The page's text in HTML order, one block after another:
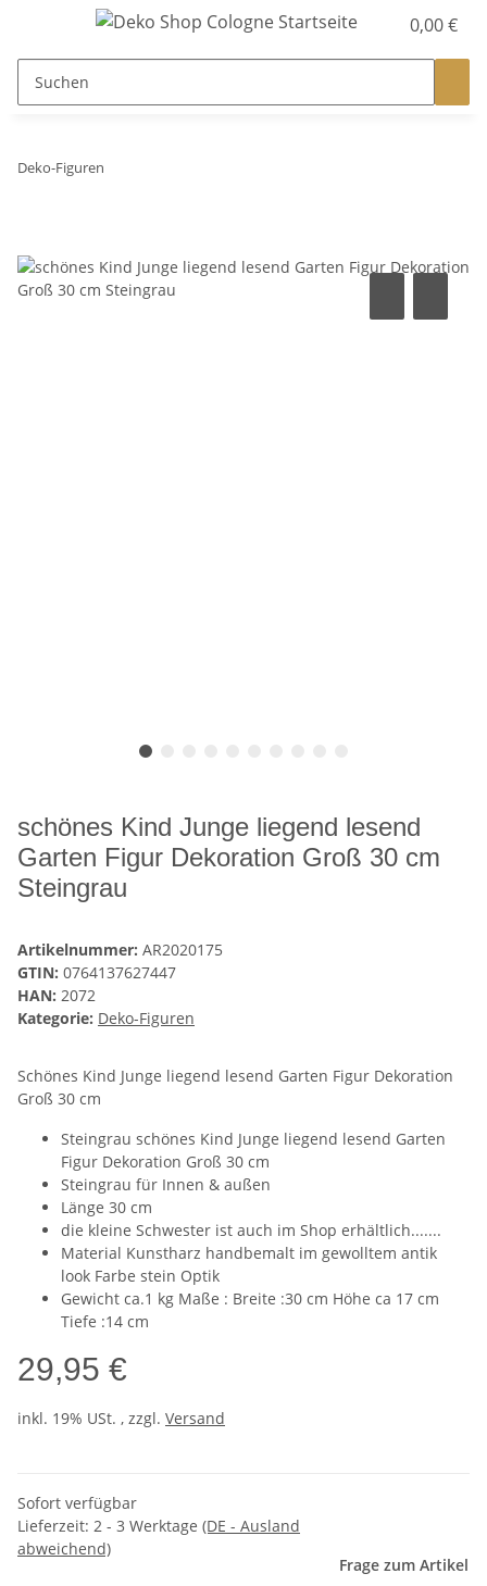
0,00 €
Deko-Figuren
schönes Kind Junge liegend lesend
Garten Figur Dekoration Groß 30 cm
Steingrau
Artikelnummer: AR2020175
GTIN: 0764137627447
HAN: 2072
Kategorie: Deko-Figuren
Schönes Kind Junge liegend lesend Garten Figur Dekoration
Groß 30 cm
Steingrau schönes Kind Junge liegend lesend Garten
Figur Dekoration Groß 30 cm
Steingrau für Innen & außen
Länge 30 cm
die kleine Schwester ist auch im Shop erhältlich.......
Material Kunstharz handbemalt im gewolltem antik
look Farbe stein Optik
Gewicht ca.1 kg Maße : Breite :30 cm Höhe ca 17 cm
Tiefe :14 cm
29,95 €
inkl. 19% USt. , zzgl. Versand
Sofort verfügbar
Lieferzeit: 2 - 3 Werktage (DE - Ausland
abweichend)
Frage zum Artikel